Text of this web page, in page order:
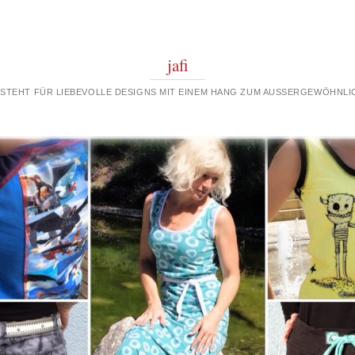
jafi
FÜR LIEBEVOLLE DESIGNS MIT EINEM HANG ZUM